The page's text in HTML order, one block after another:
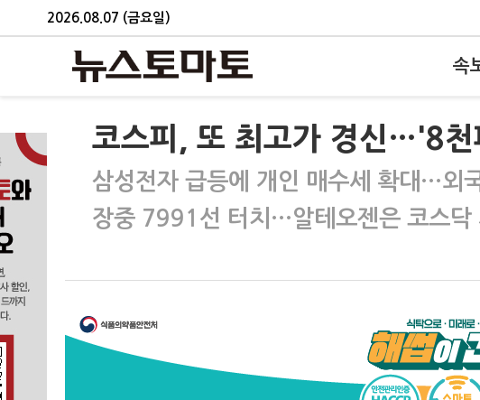
2026.08.07 (금요일)
속
코스피, 또 최고가 경신…'8천
삼성전자 급등에 개인 매수세 확대…외
장중 7991선 터치…알테오젠은 코스닥